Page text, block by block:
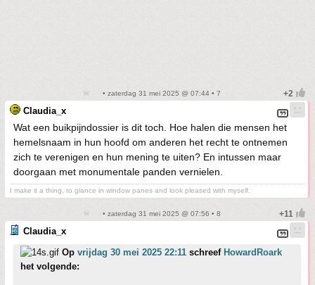
• zaterdag 31 mei 2025 @ 07:44 • 7
Claudia_x
Wat een buikpijndossier is dit toch. Hoe halen die mensen het
hemelsnaam in hun hoofd om anderen het recht te ontnemen
zich te verenigen en hun mening te uiten? En intussen maar
doorgaan met monumentale panden vernielen.
I make it a thing, to glance in window panes and look pleased with myself.
• zaterdag 31 mei 2025 @ 07:56 • 8
Claudia_x
Op vrijdag 30 mei 2025 22:11 schreef HowardRoark
het volgende: